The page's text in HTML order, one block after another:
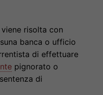
risolta con
banca o ufficio
di effettuare
pignorato o
di